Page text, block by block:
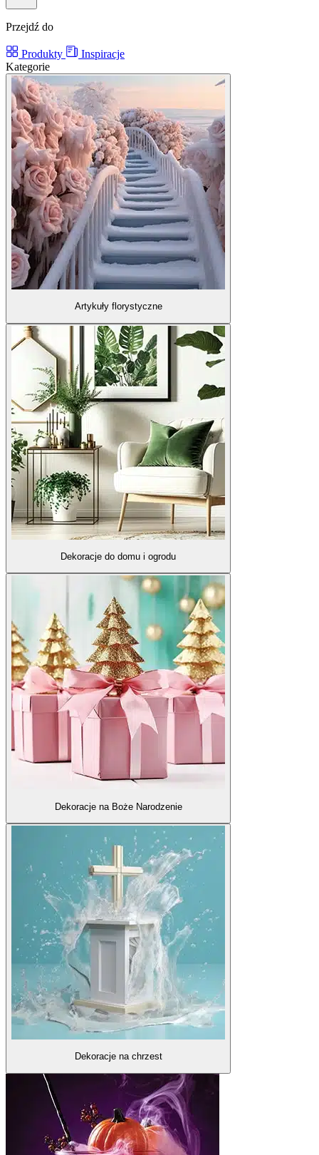
Przejdź do
Produkty
Inspiracje
Kategorie
Artykuły florystyczne
Dekoracje do domu i ogrodu
Dekoracje na Boże Narodzenie
Dekoracje na chrzest